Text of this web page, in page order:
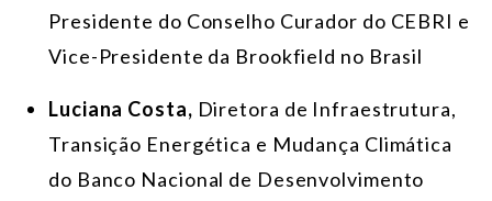
Presidente do Conselho Curador do CEBRI e
Vice-Presidente da Brookfield no Brasil
Luciana Costa, Diretora de Infraestrutura,
Transição Energética e Mudança Climática
do Banco Nacional de Desenvolvimento